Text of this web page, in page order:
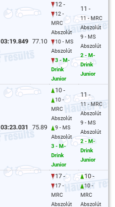
03:19.849 77.10
12 -
12 -
MRC
Abszolút
10 - MS
Abszolút
3 - M-
Drink
Junior
11 -
11 - MRC
Abszolút
9 - MS
Abszolút
2 - M-
Drink
Junior
03:23.031 75.89
10 -
10 -
MRC
Abszolút
9 - MS
Abszolút
3 - M-
Drink
Junior
11 -
11 - MRC
Abszolút
9 - MS
Abszolút
2 - M-
Drink
Junior
17 -
17 -
MRC
Abszolút
10 -
10 -
MRC
Abszolút